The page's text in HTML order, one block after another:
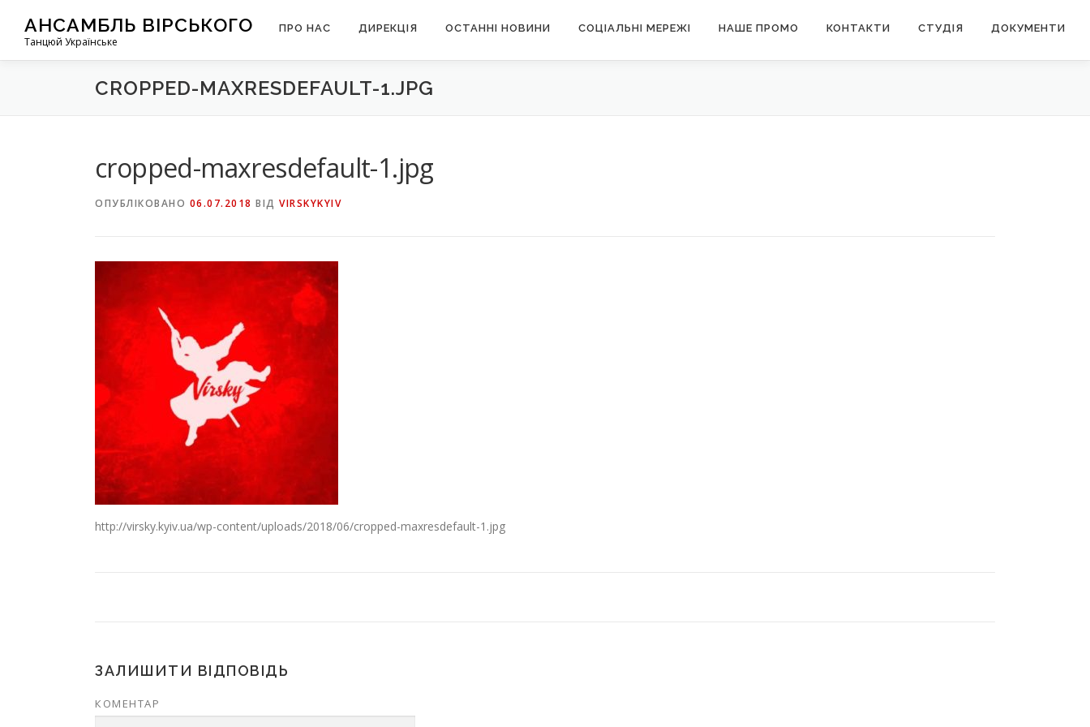
вмісту
АНСАМБЛЬ ВІРСЬКОГО
Танцюй Українське
ПРО НАС ДИРЕКЦІЯ ОСТАННІ НОВИНИ СОЦІАЛЬНІ МЕРЕЖІ НАШЕ ПРОМО КОНТАКТИ СТУДІЯ ДОКУМЕНТИ
CROPPED-MAXRESDEFAULT-1.JPG
cropped-maxresdefault-1.jpg
ОПУБЛІКОВАНО 06.07.2018 ВІД VIRSKYKYIV
http://virsky.kyiv.ua/wp-content/uploads/2018/06/cropped-maxresdefault-1.jpg
ЗАЛИШИТИ ВІДПОВІДЬ
КОМЕНТАР